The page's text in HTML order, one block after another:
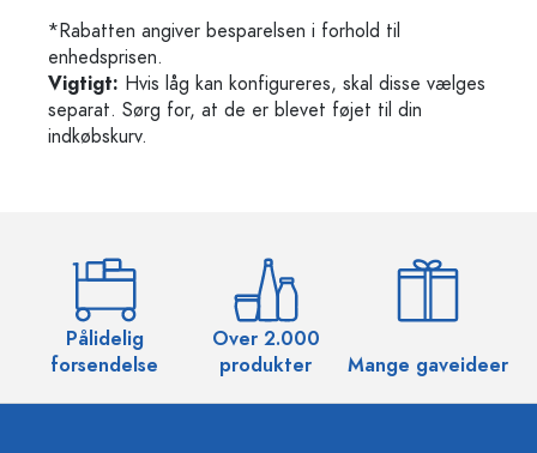
*Rabatten angiver besparelsen i forhold til
enhedsprisen.
Vigtigt: Hvis låg kan konfigureres, skal disse vælges
separat. Sørg for, at de er blevet føjet til din
indkøbskurv.
Pålidelig
forsendelse
Over 2.000
produkter
Mange gaveideer